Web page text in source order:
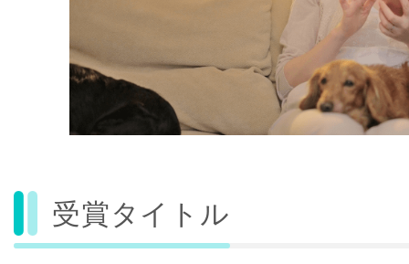
受賞タイトル